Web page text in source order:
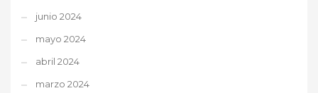
junio 2024
mayo 2024
abril 2024
marzo 2024